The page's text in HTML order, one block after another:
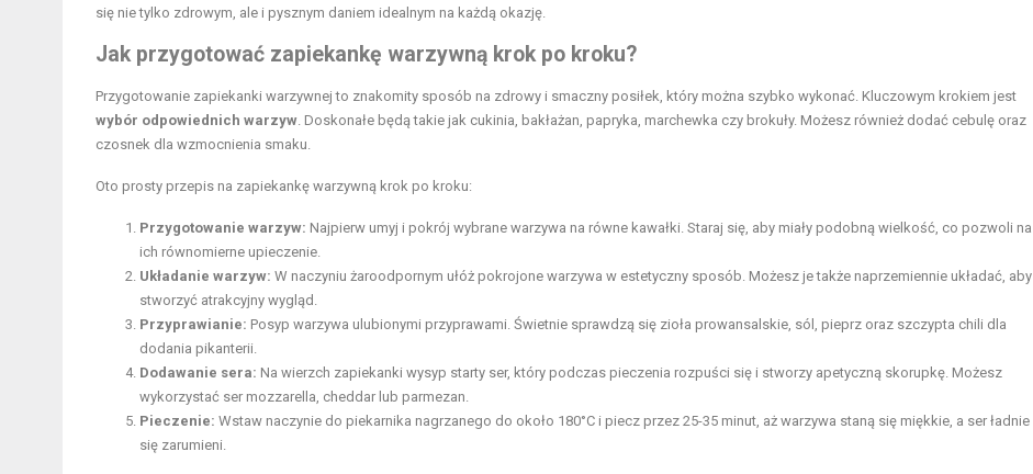
się nie tylko zdrowym, ale i pysznym daniem idealnym na każdą okazję.
Jak przygotować zapiekankę warzywną krok po kroku?
Przygotowanie zapiekanki warzywnej to znakomity sposób na zdrowy i smaczny posiłek, który można szybko wykonać. Kluczowym krokiem jest
wybór odpowiednich warzyw . Doskonałe będą takie jak cukinia, bakłażan, papryka, marchewka czy brokuły. Możesz również dodać cebulę oraz
czosnek dla wzmocnienia smaku.
Oto prosty przepis na zapiekankę warzywną krok po kroku:
Przygotowanie warzyw: Najpierw umyj i pokrój wybrane warzywa na równe kawałki. Staraj się, aby miały podobną wielkość, co pozwoli na
ich równomierne upieczenie.
Układanie warzyw: W naczyniu żaroodpornym ułóż pokrojone warzywa w estetyczny sposób. Możesz je także naprzemiennie układać, aby
stworzyć atrakcyjny wygląd.
Przyprawianie: Posyp warzywa ulubionymi przyprawami. Świetnie sprawdzą się zioła prowansalskie, sól, pieprz oraz szczypta chili dla
dodania pikanterii.
Dodawanie sera: Na wierzch zapiekanki wysyp starty ser, który podczas pieczenia rozpuści się i stworzy apetyczną skorupkę. Możesz
wykorzystać ser mozzarella, cheddar lub parmezan.
Pieczenie: Wstaw naczynie do piekarnika nagrzanego do około 180°C i piecz przez 25-35 minut, aż warzywa staną się miękkie, a ser ładnie
się zarumieni.